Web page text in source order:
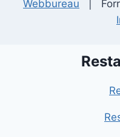
Webbureau |